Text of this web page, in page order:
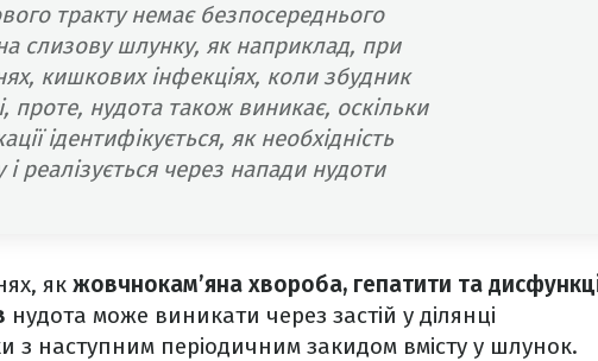
тракту немає безпосереднього
слизову шлунку, як наприклад, при
кишкових інфекціях, коли збудник
проте, нудота також виникає, оскільки
ідентифікується, як необхідність
реалізується через напади нудоти
як жовчнокам’яна хвороба, гепатити та
нудота може виникати через застій у ділянці
з наступним періодичним закидом вмісту у шлунок.